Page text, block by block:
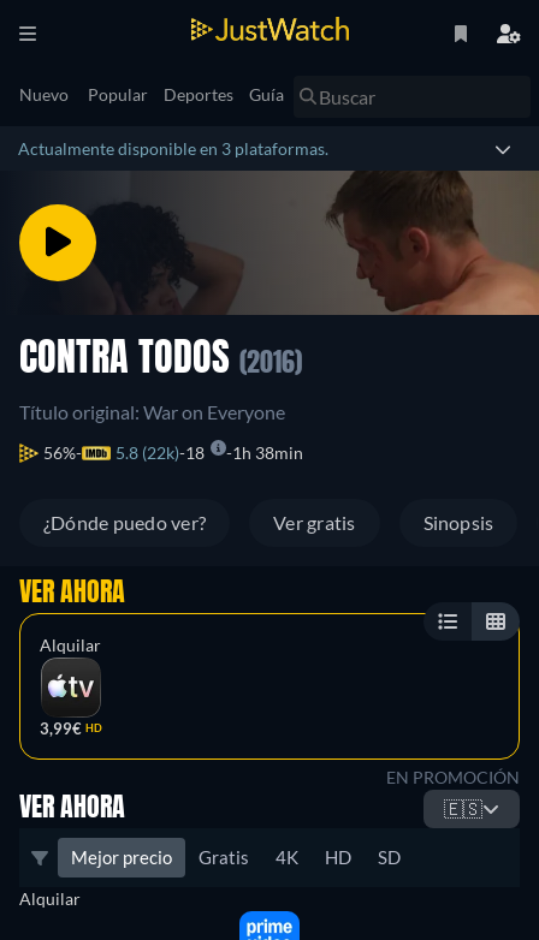
Nuevo Popular Deportes Guía
Actualmente disponible en 3 plataformas.
CONTRA TODOS (2016)
Título original: War on Everyone
56% 5.8 (22k) 18 1h 38min
¿Dónde puedo ver? Ver gratis Sinopsis
VER AHORA
Alquilar
3,99€ HD
EN PROMOCIÓN
VER AHORA 🇪🇸
Mejor precio Gratis 4K HD SD
Alquilar